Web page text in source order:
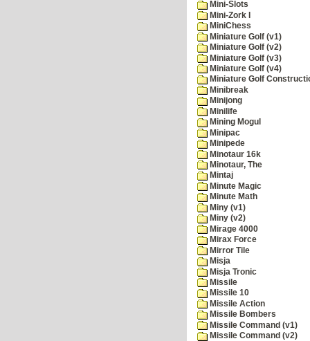
Mini-Slots
Mini-Zork I
MiniChess
Miniature Golf (v1)
Miniature Golf (v2)
Miniature Golf (v3)
Miniature Golf (v4)
Miniature Golf
Minibreak
Minijong
Minilife
Mining Mogul
Minipac
Minipede
Minotaur 16k
Minotaur, The
Mintaj
Minute Magic
Minute Math
Miny (v1)
Miny (v2)
Mirage 4000
Mirax Force
Mirror Tile
Misja
Misja Tronic
Missile
Missile 10
Missile Action
Missile Bombers
Missile Command (v1)
Missile Command (v2)